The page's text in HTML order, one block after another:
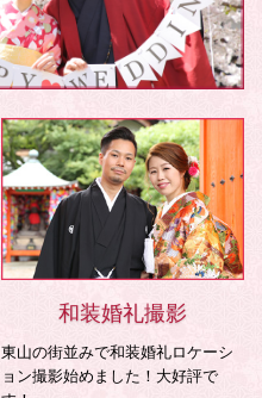
和装婚礼撮影
東山の街並みで和装婚礼ロケーシ
ョン撮影始めました！大好評で